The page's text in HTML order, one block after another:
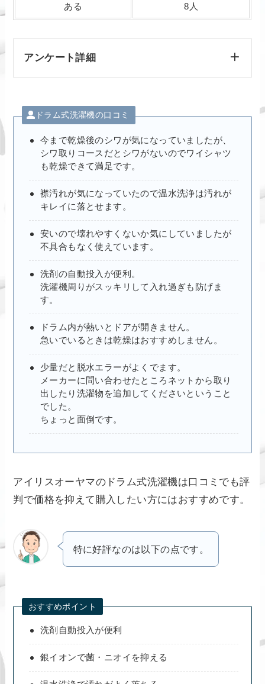
ある 8人
アンケート詳細
ドラム式洗濯機の口コミ
今まで乾燥後のシワが気になっていましたが、
シワ取りコースだとシワがないのでワイシャツ
も乾燥できて満足です。
襟汚れが気になっていたので温水洗浄は汚れが
キレイに落とせます。
安いので壊れやすくないか気にしていましたが
不具合もなく使えています。
洗剤の自動投入が便利。
洗濯機周りがスッキリして入れ過ぎも防げま
す。
ドラム内が熱いとドアが開きません。
急いでいるときは乾燥はおすすめしません。
少量だと脱水エラーがよくでます。
メーカーに問い合わせたところネットから取り
出したり洗濯物を追加してくださいということ
でした。
ちょっと面倒です。
アイリスオーヤマのドラム式洗濯機は口コミでも評
判で価格を抑えて購入したい方にはおすすめです。
特に好評なのは以下の点です。
おすすめポイント
洗剤自動投入が便利
銀イオンで菌・ニオイを抑える